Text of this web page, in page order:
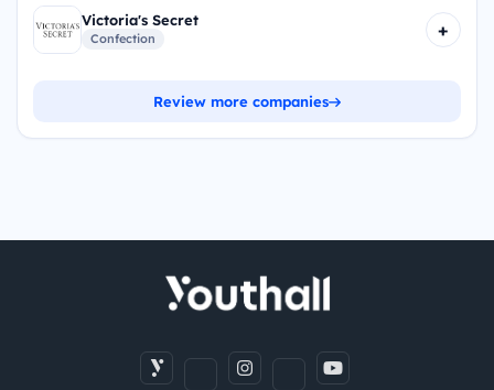
Victoria's Secret
Confection +
Review more companies